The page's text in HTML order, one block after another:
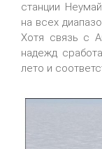
станции
на всех
Хотя связь с
надежд
лето и